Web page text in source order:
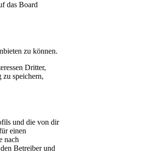
das Board
zu können.
Dritter,
speichern,
und die von dir
einen
nach
Betreiber und